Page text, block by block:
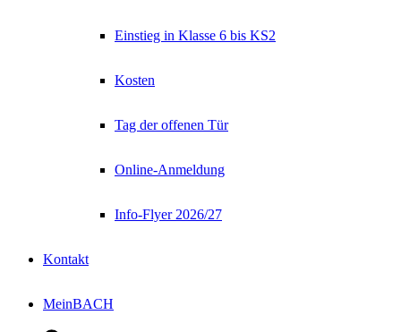
Einstieg in Klasse 6 bis KS2
Kosten
Tag der offenen Tür
Online-Anmeldung
Info-Flyer 2026/27
Kontakt
MeinBACH